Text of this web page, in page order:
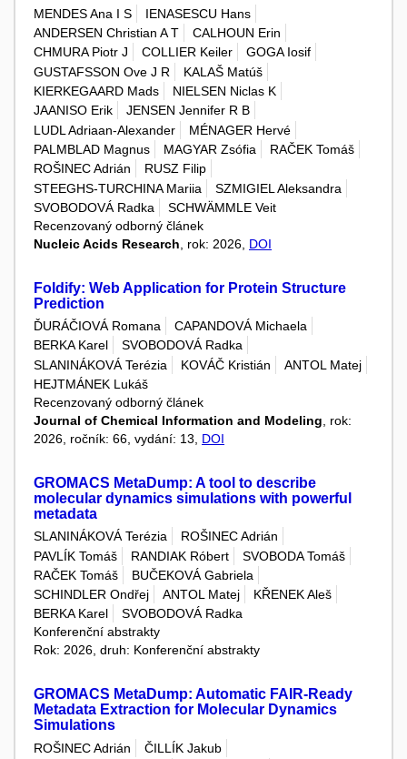
MENDES Ana I S
IENASESCU Hans
ANDERSEN Christian A T
CALHOUN Erin
CHMURA Piotr J
COLLIER Keiler
GOGA Iosif
GUSTAFSSON Ove J R
KALAŠ Matúš
KIERKEGAARD Mads
NIELSEN Niclas K
JAANISO Erik
JENSEN Jennifer R B
LUDL Adriaan-Alexander
MÉNAGER Hervé
PALMBLAD Magnus
MAGYAR Zsófia
RAČEK Tomáš
ROŠINEC Adrián
RUSZ Filip
STEEGHS-TURCHINA Mariia
SZMIGIEL Aleksandra
SVOBODOVÁ Radka
SCHWÄMMLE Veit
Recenzovaný odborný článek
Nucleic Acids Research , rok: 2026, DOI
Foldify: Web Application for Protein Structure
Prediction
ĎURÁČIOVÁ Romana
CAPANDOVÁ Michaela
BERKA Karel
SVOBODOVÁ Radka
SLANINÁKOVÁ Terézia
KOVÁČ Kristián
ANTOL Matej
HEJTMÁNEK Lukáš
Recenzovaný odborný článek
Journal of Chemical Information and Modeling , rok:
2026, ročník: 66, vydání: 13, DOI
GROMACS MetaDump: A tool to describe
molecular dynamics simulations with powerful
metadata
SLANINÁKOVÁ Terézia
ROŠINEC Adrián
PAVLÍK Tomáš
RANDIAK Róbert
SVOBODA Tomáš
RAČEK Tomáš
BUČEKOVÁ Gabriela
SCHINDLER Ondřej
ANTOL Matej
KŘENEK Aleš
BERKA Karel
SVOBODOVÁ Radka
Konferenční abstrakty
Rok: 2026, druh: Konferenční abstrakty
GROMACS MetaDump: Automatic FAIR-Ready
Metadata Extraction for Molecular Dynamics
Simulations
ROŠINEC Adrián
ČILLÍK Jakub